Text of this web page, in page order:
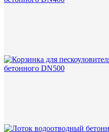
Компания ЖБИ
крышками/решетками (E600)
Имеет длинну 1000мм и
изготоавливаются по